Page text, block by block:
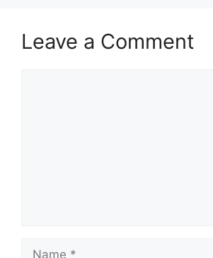
Leave a Comment
Name